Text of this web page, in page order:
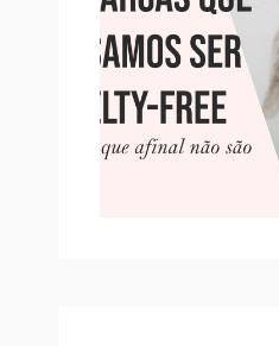
10 MARCAS
SER
QUE NÃO